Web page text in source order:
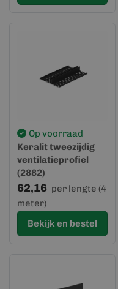
Op voorraad
Keralit tweezijdig
ventilatieprofiel
(2882)
62,16 per lengte (4
meter)
Bekijk en bestel